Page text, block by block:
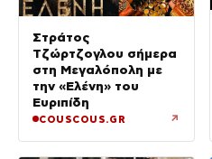
Στράτος
Τζώρτζογλου σήμερα
στη Μεγαλόπολη με
την «Ελένη» του
Ευριπίδη
COUSCOUS.GR ↗